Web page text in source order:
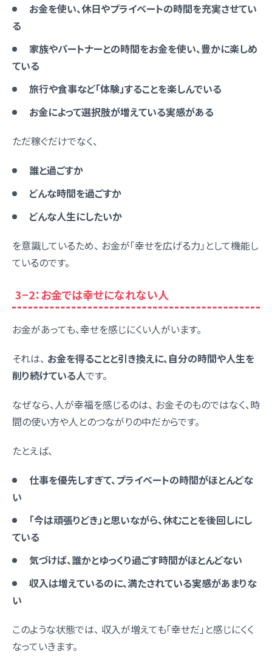
お金を使い、休日やプライベートの時間を充実させてい
る
家族やパートナーとの時間をお金を使い、豊かに楽しめ
ている
旅行や食事など「体験」することを楽しんでいる
お金によって選択肢が増えている実感がある
ただ稼ぐだけでなく、
誰と過ごすか
どんな時間を過ごすか
どんな人生にしたいか
を意識しているため、 お金が「幸せを広げる力」として機能し
ているのです。
3−2：お金では幸せになれない人
お金があっても、幸せを感じにくい人がいます。
それは、 お金を得ることと引き換えに、自分の時間や人生を
削り続けている人です。
なぜなら、人が幸福を感じるのは、 お金そのものではなく、時
間の使い方や人とのつながりの中だからです。
たとえば、
仕事を優先しすぎて、プライベートの時間がほとんどな
い
「今は頑張りどき」と思いながら、休むことを後回しにし
ている
気づけば、誰かとゆっくり過ごす時間がほとんどない
収入は増えているのに、満たされている実感があまりな
い
このような状態では、 収入が増えても「幸せだ」と感じにくく
なっていきます。